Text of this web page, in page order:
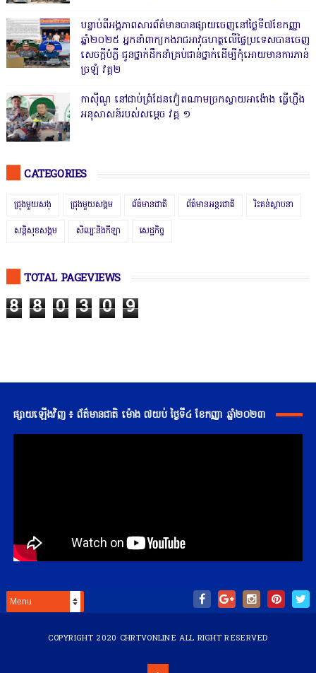
បន្ទាប់ពីអង្គភាពសារព័ត៌មានបានផ្សាយចេញនៅថ្ងៃទី៧ខែកញ្ញា
ឆ្នាំ២០២៥ អ្នកនាំពាក្យកងរាជអាវុធហត្ថលើផ្ទៃប្រទេសបានចេញ
សេចក្តីបំភ្លឺ ជូនថ្នាក់ដឹកនាំគ្រប់ជាន់ថ្នាក់ដើម្បីកុំអោយមានការភាន់
ច្រឡំ វគ្គ២
កាសុីណូ នៅជាប់ព្រំដែនវៀតណាមច្រកស្វាយអាង៉ោង ធ្វើហ្នឹង
អនុសាសន៍របស់សម្ដេច វគ្គ ១
CATEGORIES
ជ្រុងមួយសង្ ជ្រុងមួយសង្គម ព័ត៌មានជាតិ ព័ត៌មានអន្តរជាតិ រិះគន់ស្ថាបនា
សន្តិសុខសង្គម សិល្បៈនិងកីឡា សេដ្ឋកិច្ច
TOTAL PAGEVIEWS
8 8 0 3 0 9
ផ្សាយឡើងវិញ ៖ ព័ត៌មានជាតិ ម៉ោង ៧យប់ ថ្ងៃទី៤ ខែកញ្ញា ឆ្នាំ២០២៣
COPYRIGHT 2020 CHRTVONLINE ALL RIGHT RESERVED